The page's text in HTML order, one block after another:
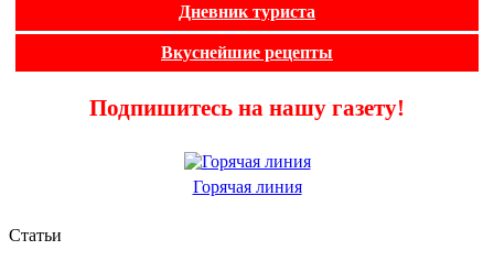
Дневник туриста
Вкуснейшие рецепты
Подпишитесь на нашу газету!
Горячая линия
Статьи